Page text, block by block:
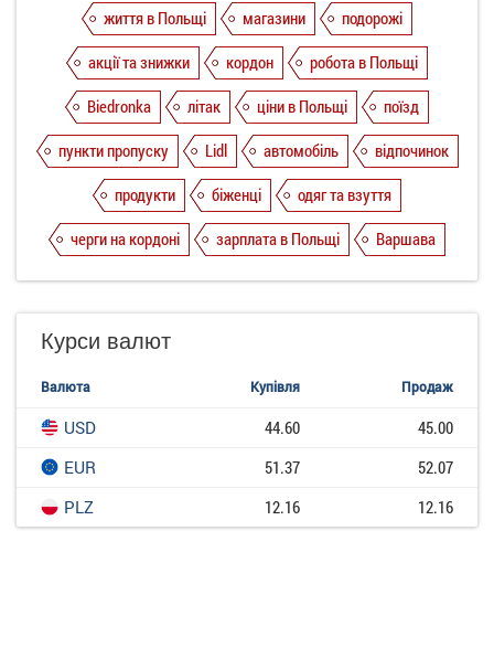
життя в Польщі магазини
подорожі
акції та знижки
кордон
робота в Польщі
Biedronka
літак ціни в Польщі
поїзд
пункти пропуску
Lidl автомобіль
відпочинок
продукти
біженці
одяг та взуття
черги на кордоні
зарплата в Польщі Варшава
Курси валют
Валюта Купівля Продаж
USD 44.60
45.00
EUR
51.37
52.07
PLZ
12.16 12.16